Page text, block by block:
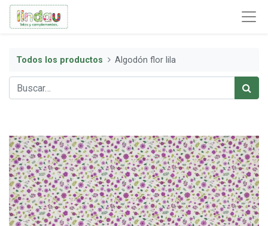
Todos los productos Algodón flor lila